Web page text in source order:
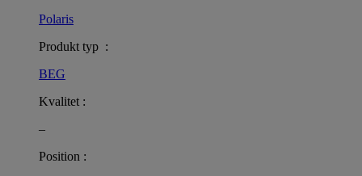
Polaris
Produkt typ :
BEG
Kvalitet :
–
Position :